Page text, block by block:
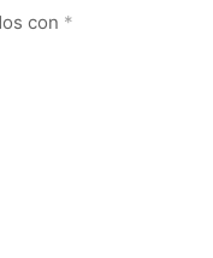
con *